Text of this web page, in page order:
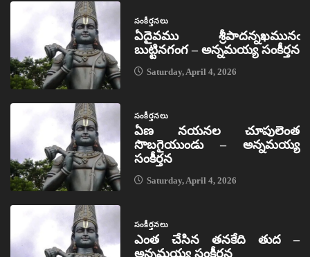
సంకీర్తనలు
ఏదైవము శ్రీపాదన్నఖమునఁ
బుట్టినగంగ – అన్నమయ్య సంకీర్తన
Saturday, April 4, 2026
సంకీర్తనలు
ఏణ నయనల చూపులెంత
సొబగైయుండు – అన్నమయ్య
సంకీర్తన
Saturday, April 4, 2026
సంకీర్తనలు
ఎంత చేసిన తనకేది తుద –
అన్నమయ్య సంకీర్తన